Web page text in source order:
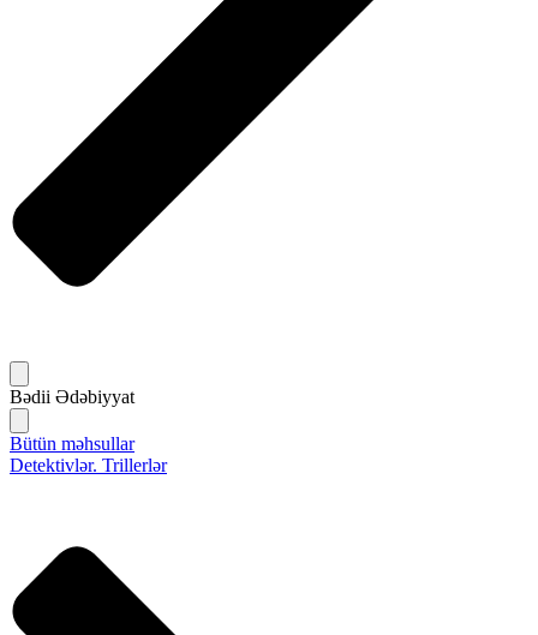
Bədii Ədəbiyyat
Bütün məhsullar
Detektivlər. Trillerlər